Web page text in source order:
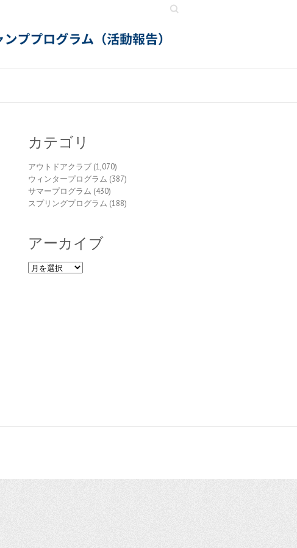
Search
カテゴリ
アウトドアクラブ (1,070)
ウィンタープログラム (387)
サマープログラム (430)
スプリングプログラム (188)
アーカイブ
ア